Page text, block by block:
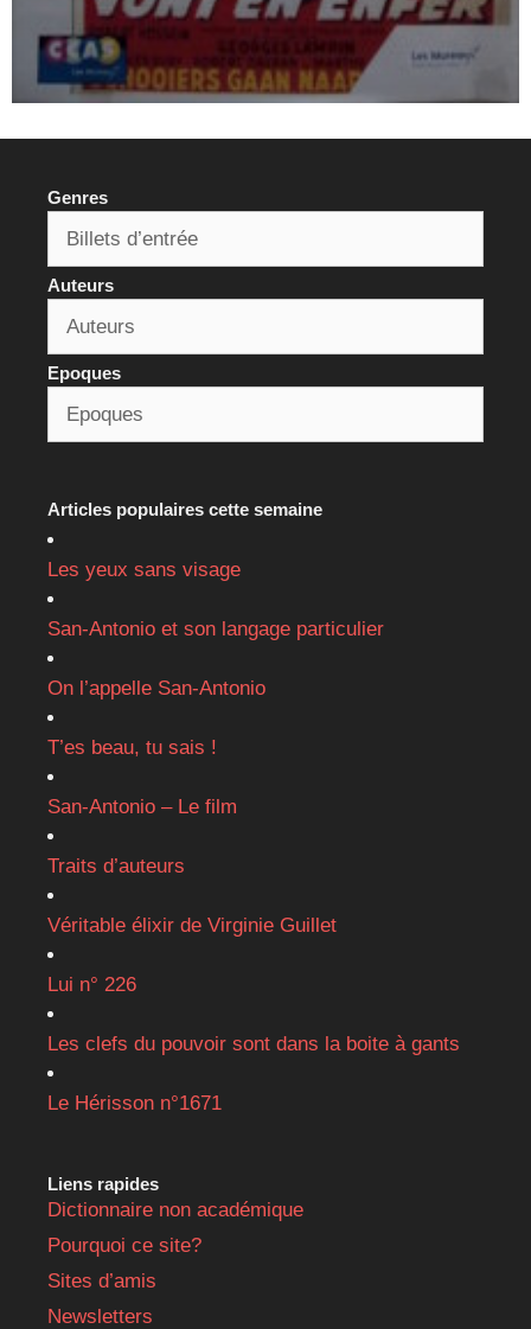
Genres
Auteurs
Epoques
Articles populaires cette semaine
Les yeux sans visage
San-Antonio et son langage particulier
On l’appelle San-Antonio
T’es beau, tu sais !
San-Antonio – Le film
Traits d’auteurs
Véritable élixir de Virginie Guillet
Lui n° 226
Les clefs du pouvoir sont dans la boite à gants
Le Hérisson n°1671
Liens rapides
Dictionnaire non académique
Pourquoi ce site?
Sites d’amis
Newsletters